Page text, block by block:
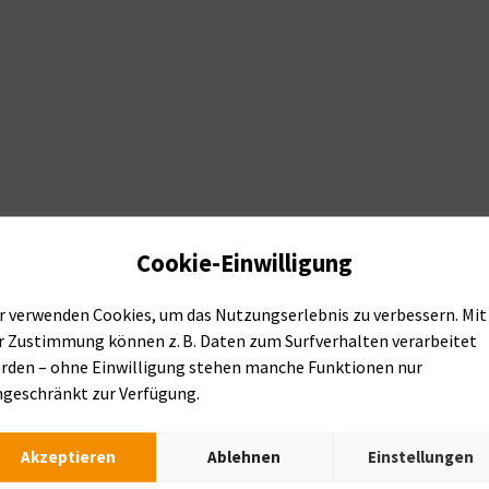
Cookie-Einwilligung
verwenden Cookies, um das Nutzungserlebnis zu verbessern. Mit
Zustimmung können z. B. Daten zum Surfverhalten verarbeitet
– ohne Einwilligung stehen manche Funktionen nur
zur Verfügung.
Akzeptieren Ablehnen Einstellungen
zu unseren Produkten
ein konkretes